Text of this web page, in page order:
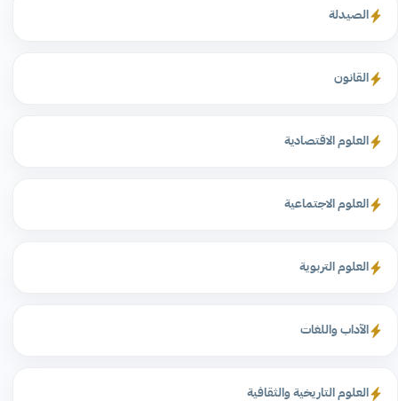
الصيدلة
القانون
العلوم الاقتصادية
العلوم الاجتماعية
العلوم التربوية
الآداب واللغات
العلوم التاريخية والثقافية